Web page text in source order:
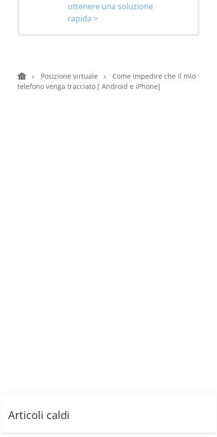
ottenere una soluzione
rapida >
Posizione virtuale
Come impedire che il mio
telefono venga tracciato [ Android e iPhone]
Articoli caldi